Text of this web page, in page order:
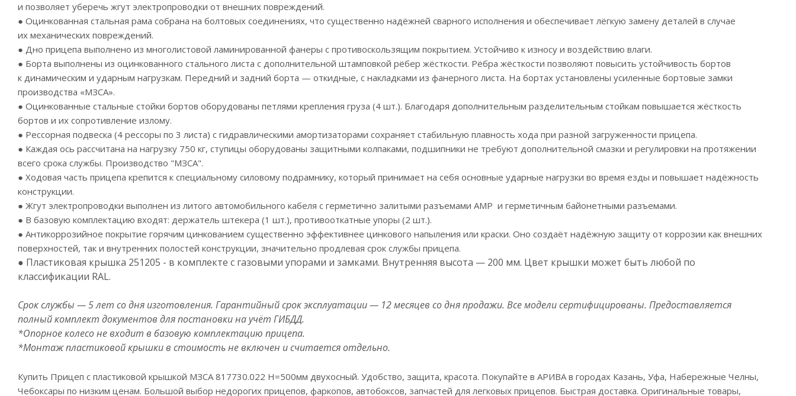
и позволяет уберечь жгут электропроводки от внешних повреждений.
● Оцинкованная стальная рама собрана на болтовых соединениях, что существенно надёжней сварного исполнения и обеспечивает лёгкую замену деталей в случае
их механических повреждений.
● Дно прицепа выполнено из многолистовой ламинированной фанеры с противоскользящим покрытием. Устойчиво к износу и воздействию влаги.
● Борта выполнены из оцинкованного стального листа с дополнительной штамповкой рёбер жёсткости. Рёбра жёсткости позволяют повысить устойчивость бортов
к динамическим и ударным нагрузкам. Передний и задний борта — откидные, с накладками из фанерного листа. На бортах установлены усиленные бортовые замки
производства «МЗСА».
● Оцинкованные стальные стойки бортов оборудованы петлями крепления груза (4 шт.). Благодаря дополнительным разделительным стойкам повышается жёсткость
бортов и их сопротивление излому.
● Рессорная подвеска (4 рессоры по 3 листа) с гидравлическими амортизаторами сохраняет стабильную плавность хода при разной загруженности прицепа.
● Каждая ось рассчитана на нагрузку 750 кг, ступицы оборудованы защитными колпаками, подшипники не требуют дополнительной смазки и регулировки на протяжении
всего срока службы. Производство "МЗСА".
● Ходовая часть прицепа крепится к специальному силовому подрамнику, который принимает на себя основные ударные нагрузки во время езды и повышает надёжность
конструкции.
● Жгут электропроводки выполнен из литого автомобильного кабеля с герметично залитыми разъемами АМР и герметичным байонетными разъемами.
● В базовую комплектацию входят: держатель штекера (1 шт.), противооткатные упоры (2 шт.).
● Антикоррозийное покрытие горячим цинкованием существенно эффективнее цинкового напыления или краски. Оно создаёт надёжную защиту от коррозии как внешних
поверхностей, так и внутренних полостей конструкции, значительно продлевая срок службы прицепа.
● Пластиковая крышка 251205 - в комплекте с газовыми упорами и замками. Внутренняя высота — 200 мм. Цвет крышки может быть любой по
классификации RAL.
Срок службы — 5 лет со дня изготовления. Гарантийный срок эксплуатации — 12 месяцев со дня продажи. Все модели сертифицированы. Предоставляется
полный комплект документов для постановки на учёт ГИБДД.
*Опорное колесо не входит в базовую комплектацию прицепа.
*Монтаж пластиковой крышки в стоимость не включен и считается отдельно.
Купить Прицеп с пластиковой крышкой МЗСА 817730.022 Н=500мм двухосный. Удобство, защита, красота. Покупайте в АРИВА в городах Казань, Уфа, Набережные Челны,
Чебоксары по низким ценам. Большой выбор недорогих прицепов, фаркопов, автобоксов, запчастей для легковых прицепов. Быстрая доставка. Оригинальные товары,